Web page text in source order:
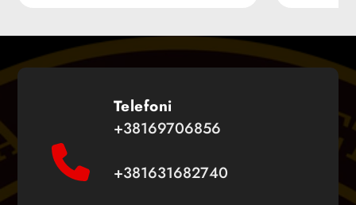
Telefoni
+38169706856
+381631682740